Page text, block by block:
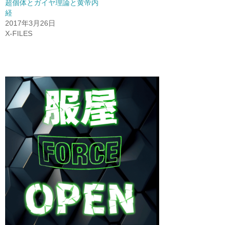
超個体とガイヤ理論と黄帝内
経
2017年3月26日
X-FILES